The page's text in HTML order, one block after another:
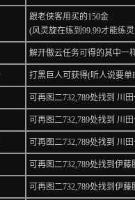
跟老侠客用买的150金
(风灵旋在练到99.99才能练
解开傲云任务可得的其中一
打黑巨人可获得(听人说要
可再图二732,789处找到 川
可再图二732,789处找到 川
可再图二732,789处找到 川
可再图二732,789处找到伊
可再图二732,789处找到伊